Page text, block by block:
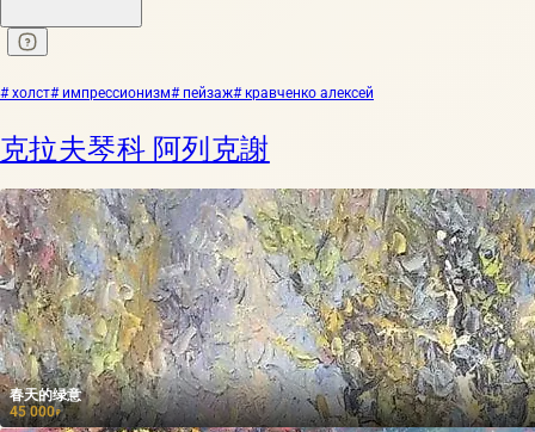
# холст# импрессионизм# пейзаж# кравченко алексей
克拉夫琴科 阿列克謝
春天的绿意
45 000₽